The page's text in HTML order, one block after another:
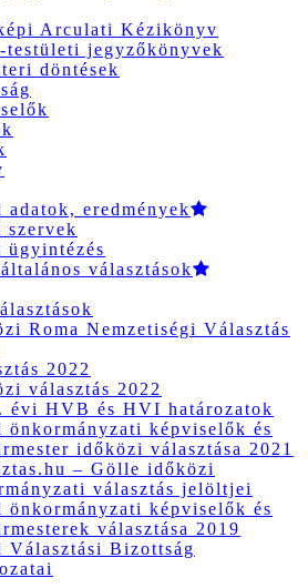
Arculati Kézikönyv
testületi jegyzőkönyvek
döntések
adatok, eredmények
szervek
ügyintézés
választások
Roma Nemzetiségi Választás
2022
választás 2022
évi HVB és HVI határozatok
önkormányzati képviselők és
időközi választása 2021
– Gölle időközi
választás jelöltjei
önkormányzati képviselők és
választása 2019
Választási Bizottság